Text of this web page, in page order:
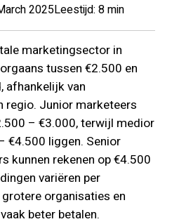
2025Leestijd: 8 min
marketingsector in
tussen €2.500 en
afhankelijk van
regio. Junior marketeers
– €3.000, terwijl medior
€4.500 liggen. Senior
kunnen rekenen op €4.500
variëren per
organisaties en
beter betalen.